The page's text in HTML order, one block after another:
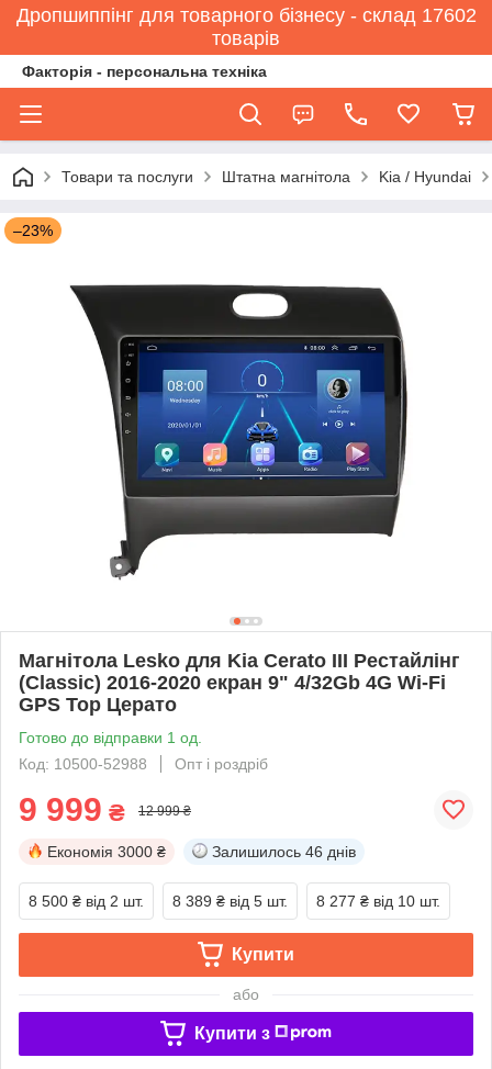
Дропшиппінг для товарного бізнесу - склад 17602
товарів
Факторія - персональна техніка
Товари та послуги Штатна магнітола Kia / Hyundai
–23%
Магнітола Lesko для Kia Cerato III Рестайлінг
(Classic) 2016-2020 екран 9" 4/32Gb 4G Wi-Fi
GPS Top Церато
Готово до відправки 1 од.
Код: 10500-52988
Опт і роздріб
9 999 ₴ 12 999 ₴
Економія 3000 ₴ Залишилось 46 днів
8 500 ₴ від 2 шт. 8 389 ₴ від 5 шт. 8 277 ₴ від 10 шт.
Купити
або
Купити з